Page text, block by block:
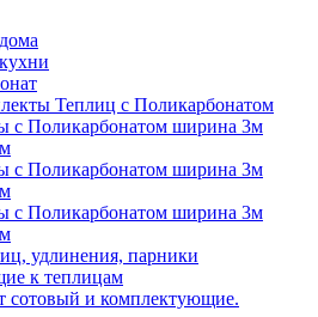
Теплиц с Поликарбонатом
с Поликарбонатом ширина 3м
с Поликарбонатом ширина 3м
с Поликарбонатом ширина 3м
удлинения, парники
к теплицам
сотовый и комплектующие.